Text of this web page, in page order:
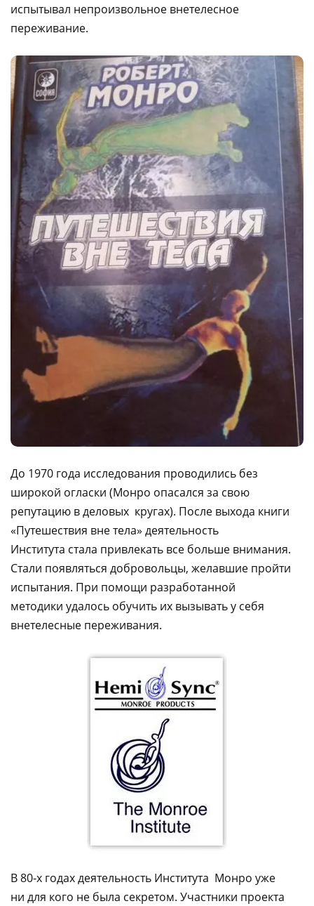
испытывал непроизвольное внетелесное
переживание.
До 1970 года исследования проводились без
широкой огласки (Монро опасался за свою
репутацию в деловых кругах). После выхода книги
«Путешествия вне тела» деятельность
Института стала привлекать все больше внимания.
Стали появляться добровольцы, желавшие пройти
испытания. При помощи разработанной
методики удалось обучить их вызывать у себя
внетелесные переживания.
В 80-х годах деятельность Института Монро уже
ни для кого не была секретом. Участники проекта